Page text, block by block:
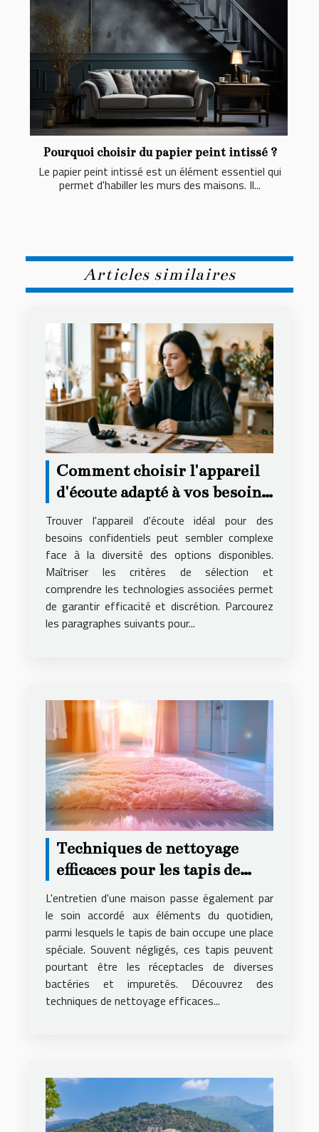
Pourquoi choisir du papier peint intissé ?
Le papier peint intissé est un élément essentiel qui
permet d'habiller les murs des maisons. Il...
Articles similaires
Comment choisir l'appareil
d'écoute adapté à vos besoins
secrets ?
Trouver l'appareil d'écoute idéal pour des
besoins confidentiels peut sembler complexe
face à la diversité des options disponibles.
Maîtriser les critères de sélection et
comprendre les technologies associées permet
de garantir efficacité et discrétion. Parcourez
les paragraphes suivants pour...
Techniques de nettoyage
efficaces pour les tapis de
bain
L'entretien d'une maison passe également par
le soin accordé aux éléments du quotidien,
parmi lesquels le tapis de bain occupe une place
spéciale. Souvent négligés, ces tapis peuvent
pourtant être les réceptacles de diverses
bactéries et impuretés. Découvrez des
techniques de nettoyage efficaces...